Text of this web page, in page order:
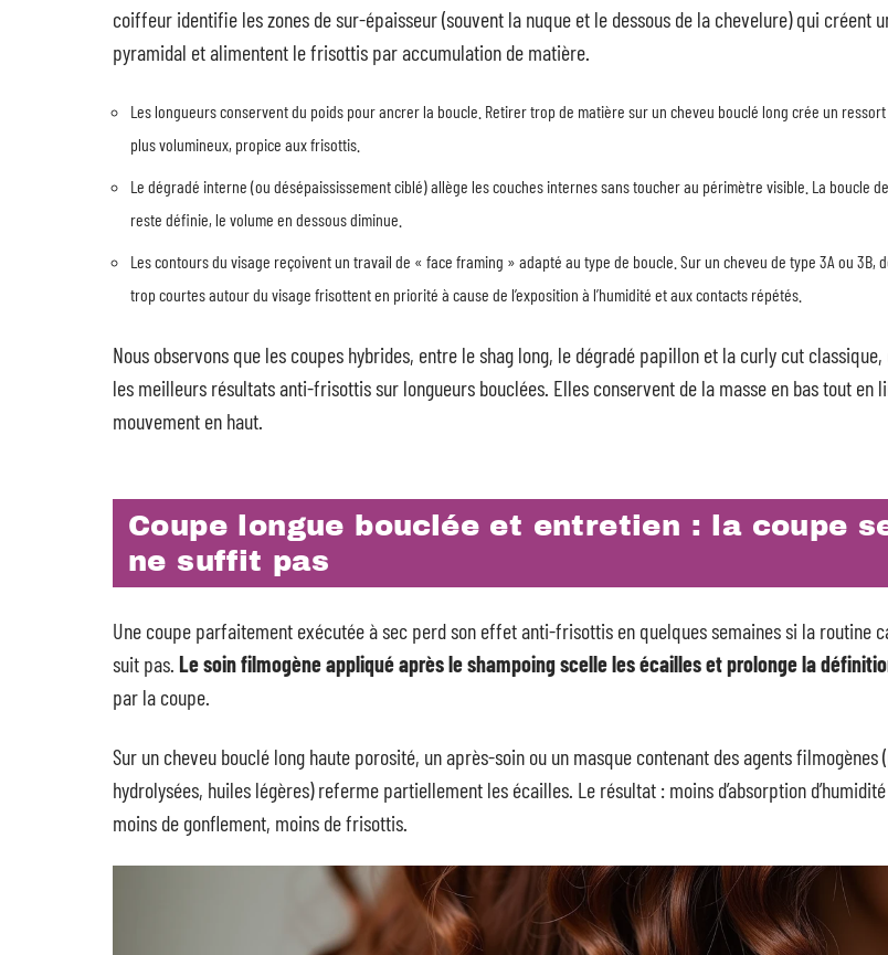
coiffeur identifie les zones de sur-épaisseur (souvent la nuque et le dessous de la chevelure) qui créent
pyramidal et alimentent le frisottis par accumulation de matière.
Les longueurs conservent du poids pour ancrer la boucle. Retirer trop de matière sur un cheveu bouclé long crée un
plus volumineux, propice aux frisottis.
Le dégradé interne (ou désépaississement ciblé) allège les couches internes sans toucher au périmètre visible. La boucle
reste définie, le volume en dessous diminue.
Les contours du visage reçoivent un travail de « face framing » adapté au type de boucle. Sur un cheveu de type 3A ou 3B,
trop courtes autour du visage frisottent en priorité à cause de l’exposition à l’humidité et aux contacts répétés.
Nous observons que les coupes hybrides, entre le shag long, le dégradé papillon et la curly cut classique,
les meilleurs résultats anti-frisottis sur longueurs bouclées. Elles conservent de la masse en bas tout en
mouvement en haut.
Coupe longue bouclée et entretien : la coupe
ne suffit pas
Une coupe parfaitement exécutée à sec perd son effet anti-frisottis en quelques semaines si la routine
suit pas. Le soin filmogène appliqué après le shampoing scelle les écailles et prolonge la
par la coupe.
Sur un cheveu bouclé long haute porosité, un après-soin ou un masque contenant des agents filmogènes
hydrolysées, huiles légères) referme partiellement les écailles. Le résultat : moins d’absorption
moins de gonflement, moins de frisottis.